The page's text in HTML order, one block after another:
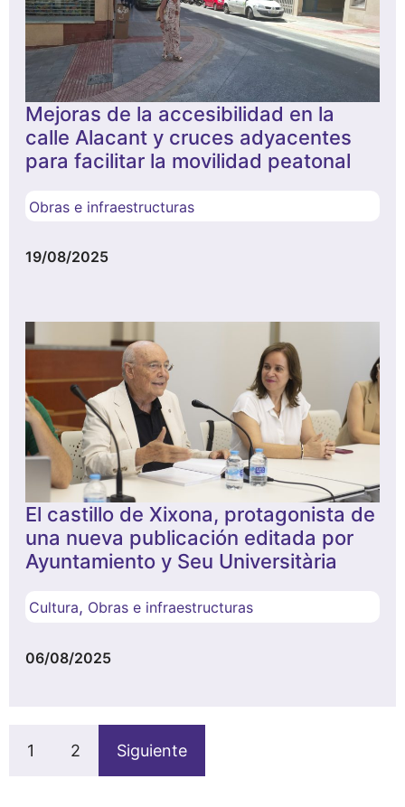
Mejoras de la accesibilidad en la
calle Alacant y cruces adyacentes
para facilitar la movilidad peatonal
Obras e infraestructuras
19/08/2025
El castillo de Xixona, protagonista de
una nueva publicación editada por
Ayuntamiento y Seu Universitària
Cultura, Obras e infraestructuras
06/08/2025
1 2 Siguiente